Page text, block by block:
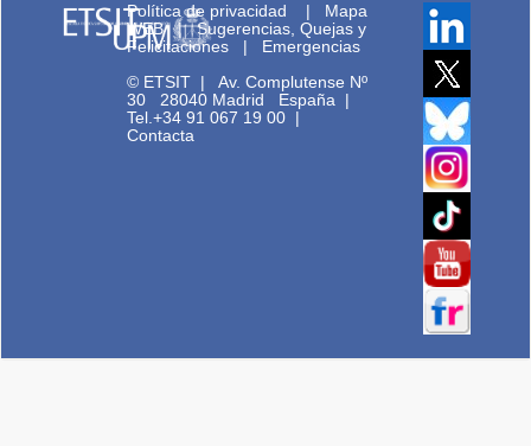
Política de privacidad | Mapa
WEB|Sugerencias, Quejas y
Felicitaciones | Emergencias
© ETSIT |Av. Complutense Nº
30 28040 Madrid España |
Tel.+34 91 067 19 00 |
Contacta